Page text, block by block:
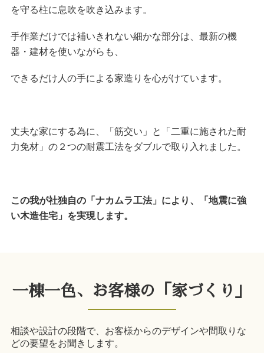
を守る柱に息吹を吹き込みます。
手作業だけでは補いきれない細かな部分は、最新の機
器・建材を使いながらも、
できるだけ人の手による家造りを心がけています。
丈夫な家にする為に、「筋交い」と「二重に施された耐
力免材」の２つの耐震工法をダブルで取り入れました。
この我が社独自の「ナカムラ工法」により、「地震に強
い木造住宅」を実現します。
一棟一色、お客様の「家づくり」
相談や設計の段階で、お客様からのデザインや間取りな
どの要望をお聞きします。